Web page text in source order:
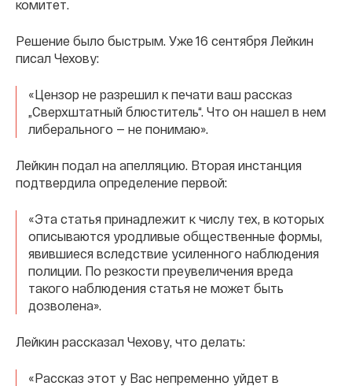
комитет.
Решение было быстрым. Уже 16 сентября Лейкин
писал Чехову:
«Цензор не разрешил к печати ваш рассказ
„Сверхштатный блюститель“. Что он нашел в нем
либерального — не понимаю».
Лейкин подал на апелляцию. Вторая инстанция
подтвердила определение первой:
«Эта статья принадлежит к числу тех, в которых
описываются уродливые общественные формы,
явившиеся вследствие усиленного наблюдения
полиции. По резкости преувеличения вреда
такого наблюдения статья не может быть
дозволена».
Лейкин рассказал Чехову, что делать:
«Рассказ этот у Вас непременно уйдет в